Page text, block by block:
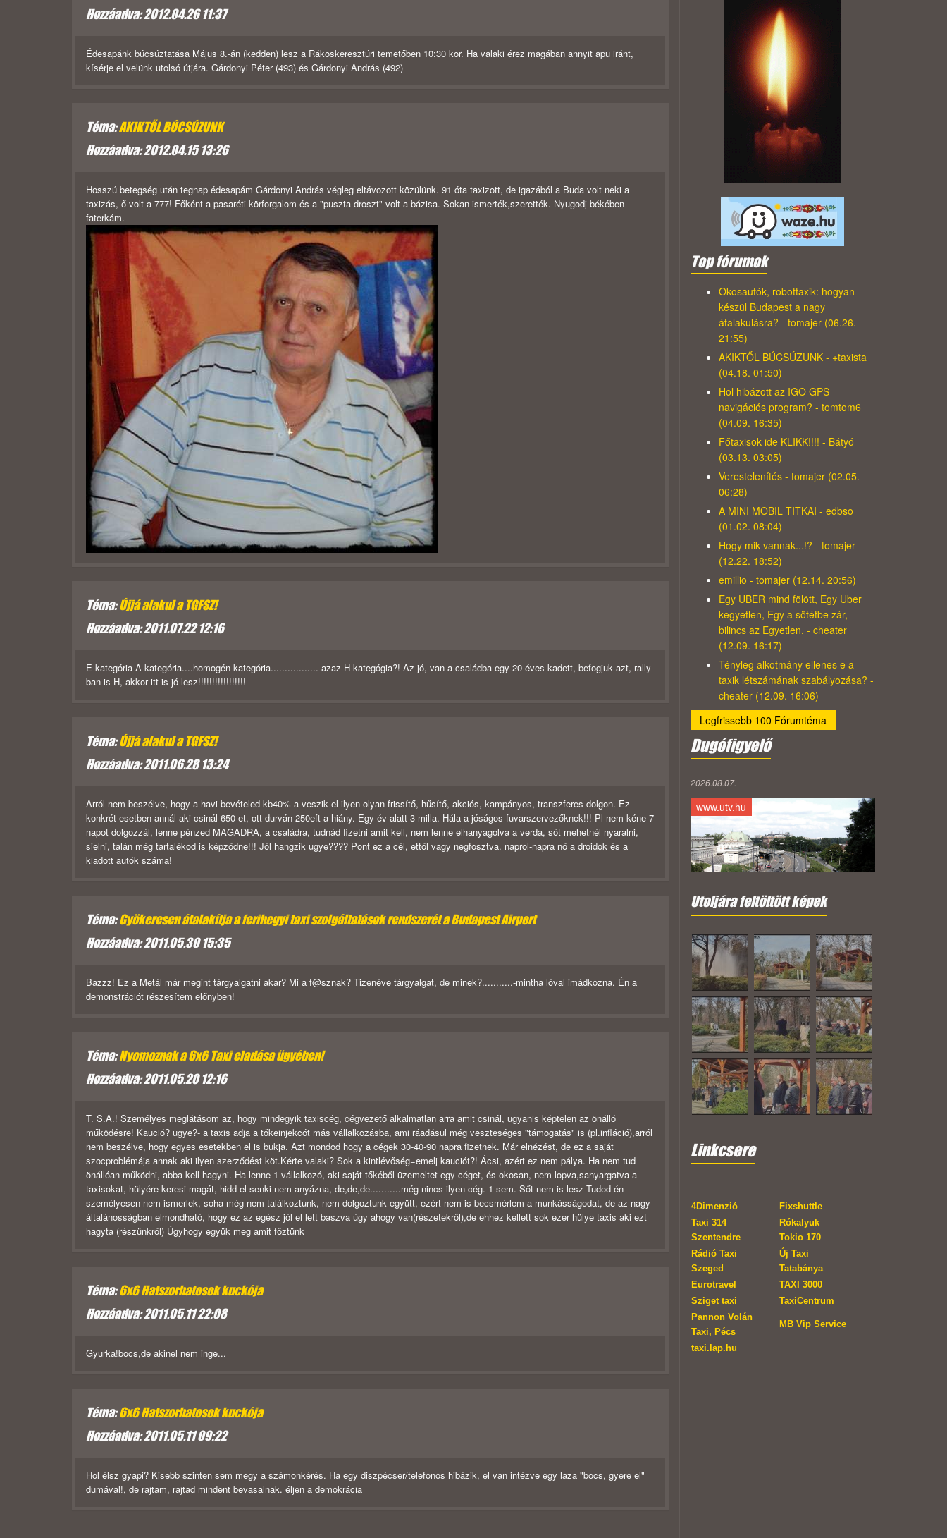
Hozzáadva: 2012.04.26 11:37
Édesapánk búcsúztatása Május 8.-án (kedden) lesz a Rákoskeresztúri temetőben 10:30 kor. Ha valaki érez magában annyit apu iránt,
kísérje el velünk utolsó útjára. Gárdonyi Péter (493) és Gárdonyi András (492)
Téma:AKIKTŐL BÚCSÚZUNK
Hozzáadva: 2012.04.15 13:26
Hosszú betegség után tegnap édesapám Gárdonyi András végleg eltávozott közülünk. 91 óta taxizott, de igazából a Buda volt neki a
taxizás, ő volt a 777! Főként a pasaréti körforgalom és a "puszta droszt" volt a bázisa. Sokan ismerték,szerették. Nyugodj békében
faterkám.
Téma:Újjá alakul a TGFSZ!
Hozzáadva: 2011.07.22 12:16
E kategória A kategória....homogén kategória.................-azaz H kategógia?! Az jó, van a családba egy 20 éves kadett, befogjuk azt, rally-
ban is H, akkor itt is jó lesz!!!!!!!!!!!!!!!!!
Téma:Újjá alakul a TGFSZ!
Hozzáadva: 2011.06.28 13:24
Arról nem beszélve, hogy a havi bevételed kb40%-a veszik el ilyen-olyan frissítő, hűsítő, akciós, kampányos, transzferes dolgon. Ez
konkrét esetben annál aki csinál 650-et, ott durván 250eft a hiány. Egy év alatt 3 milla. Hála a jóságos fuvarszervezőknek!!! Pl nem kéne 7
napot dolgozzál, lenne pénzed MAGADRA, a családra, tudnád fizetni amit kell, nem lenne elhanyagolva a verda, sőt mehetnél nyaralni,
sielni, talán még tartalékod is képződne!!! Jól hangzik ugye???? Pont ez a cél, ettől vagy negfosztva. naprol-napra nő a droidok és a
kiadott autók száma!
Téma:Gyökeresen átalakítja a ferihegyi taxi szolgáltatások rendszerét a Budapest Airport
Hozzáadva: 2011.05.30 15:35
Bazzz! Ez a Metál már megint tárgyalgatni akar? Mi a f@sznak? Tizenéve tárgyalgat, de minek?...........-mintha lóval imádkozna. Én a
demonstrációt részesítem előnyben!
Téma:Nyomoznak a 6x6 Taxi eladása ügyében!
Hozzáadva: 2011.05.20 12:16
T. S.A.! Személyes meglátásom az, hogy mindegyik taxiscég, cégvezető alkalmatlan arra amit csinál, ugyanis képtelen az önálló
működésre! Kaució? ugye?- a taxis adja a tőkeinjekcót más vállalkozásba, ami ráadásul még veszteséges "támogatás" is (pl.infláció),arról
nem beszélve, hogy egyes esetekben el is bukja. Azt mondod hogy a cégek 30-40-90 napra fizetnek. Már elnézést, de ez a saját
szocproblémája annak aki ilyen szerződést köt.Kérte valaki? Sok a kintlévőség=emelj kauciót?! Ácsi, azért ez nem pálya. Ha nem tud
önállóan működni, abba kell hagyni. Ha lenne 1 vállalkozó, aki saját tőkéből üzemeltet egy céget, és okosan, nem lopva,sanyargatva a
taxisokat, hülyére keresi magát, hidd el senki nem anyázna, de,de,de...........még nincs ilyen cég. 1 sem. Sőt nem is lesz Tudod én
személyesen nem ismerlek, soha még nem találkoztunk, nem dolgoztunk együtt, ezért nem is becsmérlem a munkásságodat, de az nagy
általánosságban elmondható, hogy ez az egész jól el lett baszva úgy ahogy van(részetekről),de ehhez kellett sok ezer hülye taxis aki ezt
hagyta (részünkről) Úgyhogy együk meg amit főztünk
Téma:6x6 Hatszorhatosok kuckója
Hozzáadva: 2011.05.11 22:08
Gyurka!bocs,de akinel nem inge...
Téma:6x6 Hatszorhatosok kuckója
Hozzáadva: 2011.05.11 09:22
Hol élsz gyapi? Kisebb szinten sem megy a számonkérés. Ha egy diszpécser/telefonos hibázik, el van intézve egy laza "bocs, gyere el"
dumával!, de rajtam, rajtad mindent bevasalnak. éljen a demokrácia
Top fórumok
Okosautók, robottaxik: hogyan
készül Budapest a nagy
átalakulásra? - tomajer (06.26.
21:55)
AKIKTŐL BÚCSÚZUNK - +taxista
(04.18. 01:50)
Hol hibázott az IGO GPS-
navigációs program? - tomtom6
(04.09. 16:35)
Főtaxisok ide KLIKK!!!! - Bátyó
(03.13. 03:05)
Verestelenítés - tomajer (02.05.
06:28)
A MINI MOBIL TITKAI - edbso
(01.02. 08:04)
Hogy mik vannak...!? - tomajer
(12.22. 18:52)
emillio - tomajer (12.14. 20:56)
Egy UBER mind fölött, Egy Uber
kegyetlen, Egy a sötétbe zár,
bilincs az Egyetlen, - cheater
(12.09. 16:17)
Tényleg alkotmány ellenes e a
taxik létszámának szabályozása? -
cheater (12.09. 16:06)
Legfrissebb 100 Fórumtéma
Dugófigyelő
2026.08.07.
www.utv.hu
Utoljára feltöltött képek
Linkcsere
4Dimenzió
Fixshuttle
Taxi 314
Szentendre
Rókalyuk
Tokio 170
Rádió Taxi
Szeged
Új Taxi
Tatabánya
Eurotravel
TAXI 3000
Sziget taxi
TaxiCentrum
Pannon Volán
Taxi, Pécs
MB Vip Service
taxi.lap.hu